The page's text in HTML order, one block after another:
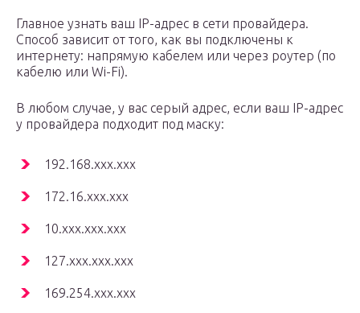
Главное узнать ваш IP-адрес в сети провайдера.
Способ зависит от того, как вы подключены к
интернету: напрямую кабелем или через роутер (по
кабелю или Wi-Fi).
В любом случае, у вас серый адрес, если ваш IP-адрес
у провайдера подходит под маску:
192.168.xxx.xxx
172.16.xxx.xxx
10.xxx.xxx.xxx
127.xxx.xxx.xxx
169.254.xxx.xxx